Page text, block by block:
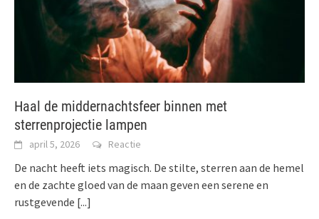
Haal de middernachtsfeer binnen met
sterrenprojectie lampen
april 5, 2026 Reactie
De nacht heeft iets magisch. De stilte, sterren aan de hemel
en de zachte gloed van de maan geven een serene en
rustgevende [...]